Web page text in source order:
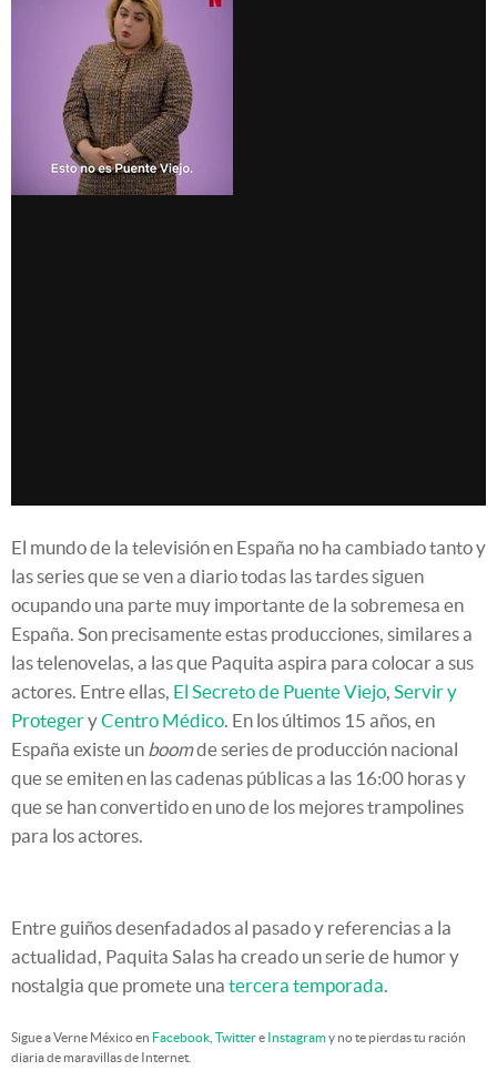
El mundo de la televisión en España no ha cambiado tanto y
las series que se ven a diario todas las tardes siguen
ocupando una parte muy importante de la sobremesa en
España. Son precisamente estas producciones, similares a
las telenovelas, a las que Paquita aspira para colocar a sus
actores. Entre ellas, El Secreto de Puente Viejo, Servir y
ProtegeryCentro Médico. En los últimos 15 años, en
España existe un boomde series de producción nacional
que se emiten en las cadenas públicas a las 16:00 horas y
que se han convertido en uno de los mejores trampolines
para los actores.
Entre guiños desenfadados al pasado y referencias a la
actualidad, Paquita Salas ha creado un serie de humor y
nostalgia que promete una tercera temporada.
Sigue a Verne México en Facebook Twittere Instagramy no te pierdas tu ración
diaria de maravillas de Internet.